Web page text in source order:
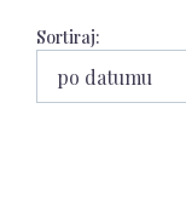
Sortiraj:
po datumu